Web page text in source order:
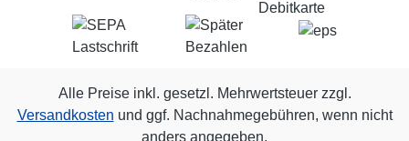
Alle Preise inkl. gesetzl. Mehrwertsteuer zzgl.
Versandkosten und ggf. Nachnahmegebühren, wenn nicht
anders angegeben.